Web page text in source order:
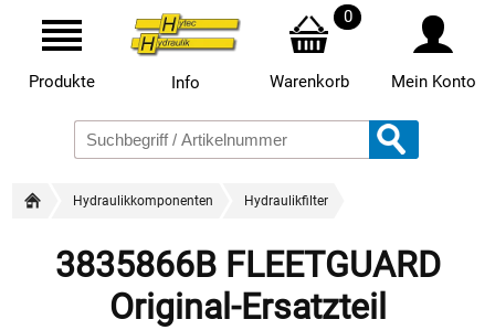
Produkte Info
0
Warenkorb Mein Konto
Hydraulikkomponenten Hydraulikfilter
3835866B FLEETGUARD
Original-Ersatzteil